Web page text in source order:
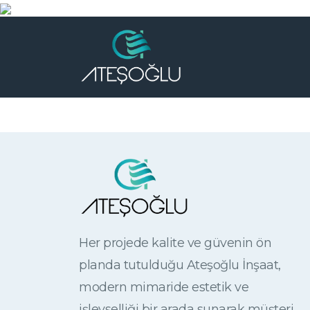
Her projede kalite ve güvenin ön
planda tutulduğu Ateşoğlu İnşaat,
modern mimaride estetik ve